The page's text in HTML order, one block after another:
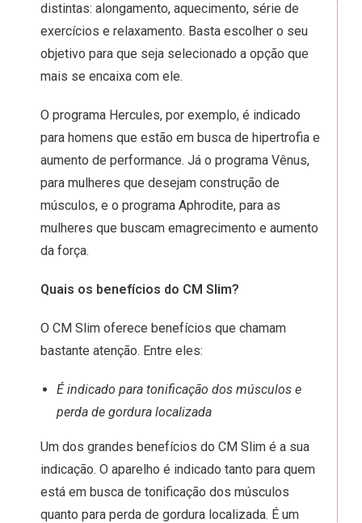
distintas: alongamento, aquecimento, série de
exercícios e relaxamento. Basta escolher o seu
objetivo para que seja selecionado a opção que
mais se encaixa com ele.
O programa Hercules, por exemplo, é indicado
para homens que estão em busca de hipertrofia e
aumento de performance. Já o programa Vênus,
para mulheres que desejam construção de
músculos, e o programa Aphrodite, para as
mulheres que buscam emagrecimento e aumento
da força.
Quais os benefícios do CM Slim?
O CM Slim oferece benefícios que chamam
bastante atenção. Entre eles:
É indicado para tonificação dos músculos e
perda de gordura localizada
Um dos grandes benefícios do CM Slim é a sua
indicação. O aparelho é indicado tanto para quem
está em busca de tonificação dos músculos
quanto para perda de gordura localizada. É um